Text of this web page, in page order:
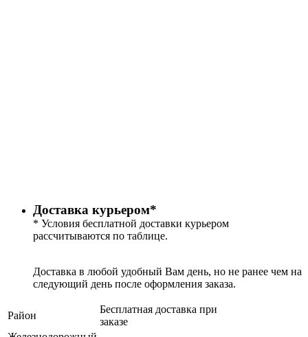
Доставка курьером*
* Условия бесплатной доставки курьером
рассчитываются по таблице.
Доставка в любой удобный Вам день, но не ранее чем на
следующий день после оформления заказа.
Район
Бесплатная доставка при
заказе